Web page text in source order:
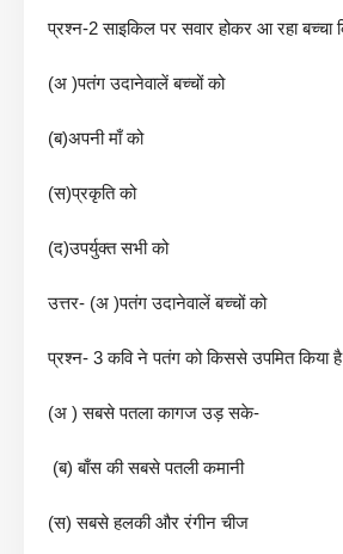
प्रश्न-2 साइकिल पर सवार होकर आ रहा बच्चा
(अ )पतंग उदानेवालें बच्चों को
(ब)अपनी माँ को
(स)प्रकृति को
(द)उपर्युक्त सभी को
उत्तर- (अ )पतंग उदानेवालें बच्चों को
प्रश्न- 3 कवि ने पतंग को किससे उपमित किया
(अ ) सबसे पतला कागज उड़ सके-
(ब) बाँस की सबसे पतली कमानी
(स) सबसे हलकी और रंगीन चीज